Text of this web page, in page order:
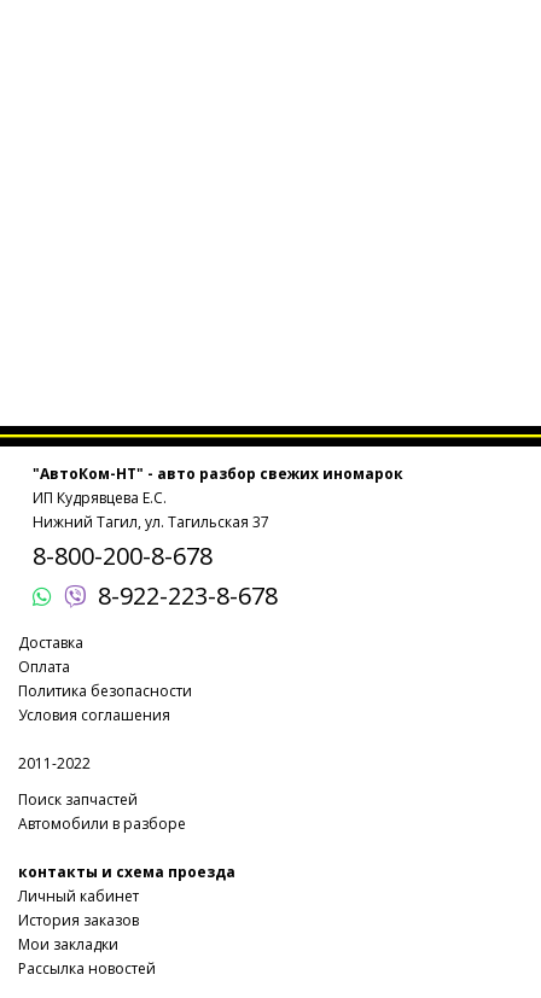
"АвтоКом-НТ" - авто разбор свежих иномарок
ИП Кудрявцева Е.С.
Нижний Тагил, ул. Тагильская 37
8-800-200-8-678
8-922-223-8-678
Доставка
Оплата
Политика безопасности
Условия соглашения
2011-2022
Поиск запчастей
Автомобили в разборе
контакты и схема проезда
Личный кабинет
История заказов
Мои закладки
Рассылка новостей